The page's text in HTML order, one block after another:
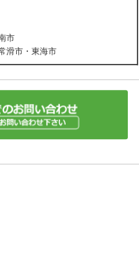
市
滑市・東海市